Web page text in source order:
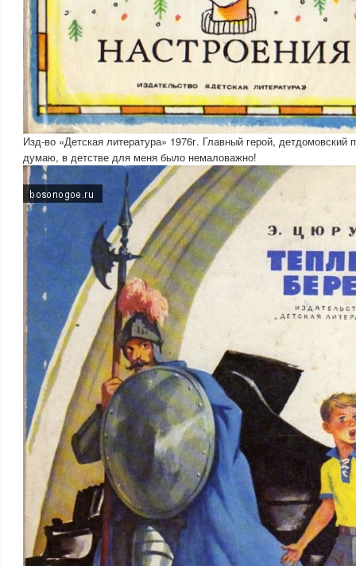
Изд-во «Детская литература» 1976г. Главный герой, детдомовский
думаю, в детстве для меня было немаловажно!